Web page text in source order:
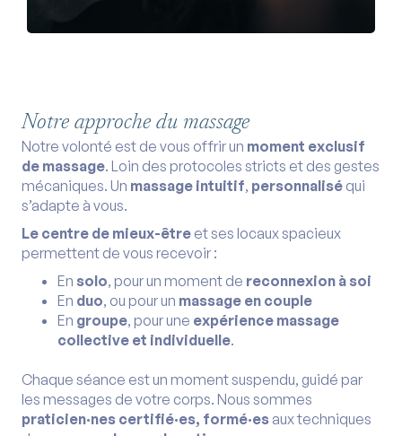
Notre approche du massage
Notre volonté est de vous offrir un moment exclusif
de massage. Loin des protocoles stricts et des gestes
mécaniques. Un massage intuitif, personnalisé qui
s’adapte à vous.
Le centre de mieux-être et ses locaux spacieux
permettent de vous recevoir :
En solo, pour un moment de reconnexion à soi
En duo, ou pour un massage en couple
En groupe, pour une expérience massage
collective et individuelle.
Chaque séance est un moment suspendu, guidé par
les messages de votre corps. Nous sommes
praticien·nes certifié·es, formé·es aux techniques